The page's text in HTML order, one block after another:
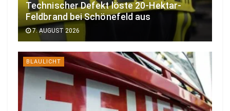
Technischer Defekt löste 20-Hektar-
Feldbrand bei Schönefeld aus
7. AUGUST 2026
BLAULICHT